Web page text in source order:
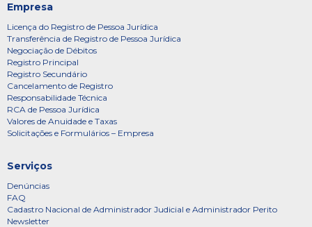
Empresa
Licença do Registro de Pessoa Jurídica
Transferência de Registro de Pessoa Jurídica
Negociação de Débitos
Registro Principal
Registro Secundário
Cancelamento de Registro
Responsabilidade Técnica
RCA de Pessoa Jurídica
Valores de Anuidade e Taxas
Solicitações e Formulários – Empresa
Serviços
Denúncias
FAQ
Cadastro Nacional de Administrador Judicial e Administrador Perito
Newsletter